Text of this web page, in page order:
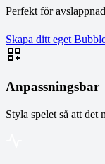
Perfekt för
Skapa ditt eget
Anpassningsbar
Styla spelet så att det